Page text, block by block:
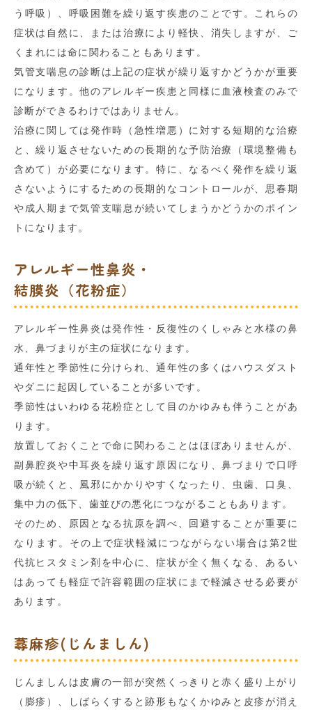
う呼吸）、呼吸困難を繰り返す疾患のことです。これらの
症状は自然に、または治療により軽快、消失しますが、ご
くまれには命に関わることもあります。
気管支喘息の診断は上記の症状が繰り返すかどうかが重要
になります。他のアレルギー疾患と同様に血液検査のみで
診断ができるわけではありません。
治療に関しては発作時（急性増悪）に対する短期的な治療
と、繰り返させないための長期的な予防治療（環境整備も
含めて）が必要になります。特に、なるべく発作を繰り返
さないようにするための長期的なコントロールが、思春期
や成人期まで気管支喘息が続いてしまうかどうかのポイン
トになります。
アレルギー性鼻炎・
結膜炎（花粉症）
アレルギー性鼻炎は発作性・反復性のくしゃみと水様の鼻
水、鼻づまりが主の症状になります。
通年性と季節性に分けられ、通年性の多くはハウスダスト
やダニに起因していることが多いです。
季節性はいわゆる花粉症として目のかゆみも伴うことがあ
ります。
放置しておくことで命に関わることはほぼありませんが、
副鼻腔炎や中耳炎を繰り返す原因になり、鼻づまりで口呼
吸が続くと、風邪にかかりやすくなったり、虫歯、口臭、
集中力の低下、歯並びの悪化につながることもあります。
そのため、原因となる抗原を調べ、回避することが重要に
なります。その上で症状軽減につながらない場合は第2世
代抗ヒスタミン剤を中心に、症状が全く無くなる、あるい
はあっても軽症で許容範囲の症状にまで軽減させる必要が
あります。
蕁麻疹(じんましん)
じんましんは皮膚の一部が突然くっきりと赤く盛り上がり
（膨疹）、しばらくすると跡形もなくかゆみと皮疹が消え